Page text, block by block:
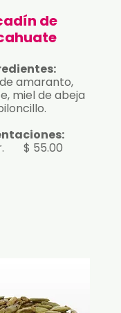
de
amaranto,
miel de abeja
$ 55.00